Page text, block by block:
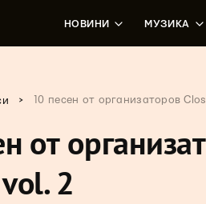
НОВИНИ МУЗИКА
> 10 песен от организаторов
от
2